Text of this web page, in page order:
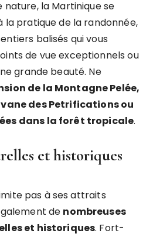
nature, la Martinique se
pratique de la randonnée,
balisés qui vous
de vue exceptionnels ou
grande beauté. Ne
de la Montagne Pelée,
des Petrifications ou
dans la forêt tropicale.
et historiques
pas à ses attraits
de nombreuses
et historiques. Fort-